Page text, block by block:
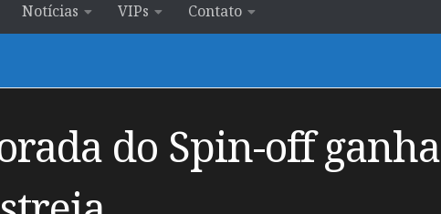
Notícias VIPs Contato
do Spin-off ganha